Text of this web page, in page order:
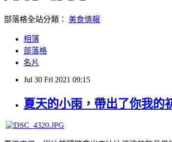
部落格全站分類： 美食情報
相簿
部落格
名片
Jul 30 Fri 2021 09:15
夏天的小雨，帶出了你我